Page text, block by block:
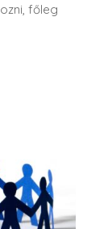
főleg